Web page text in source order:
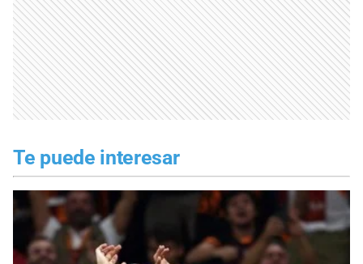
Te puede interesar